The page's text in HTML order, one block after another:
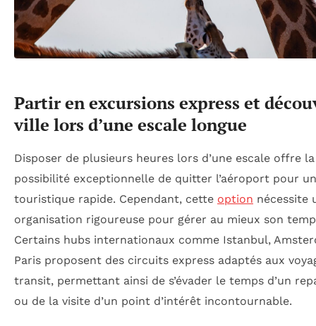
Partir en excursions express et
ville lors d’une escale longue
Disposer de plusieurs heures lors d’une escale offre la
possibilité exceptionnelle de quitter l’aéroport pour
touristique rapide. Cependant, cette option nécessite
organisation rigoureuse pour gérer au mieux son
Certains hubs internationaux comme Istanbul,
Paris proposent des circuits express adaptés aux
transit, permettant ainsi de s’évader le temps d’un
ou de la visite d’un point d’intérêt incontournable.